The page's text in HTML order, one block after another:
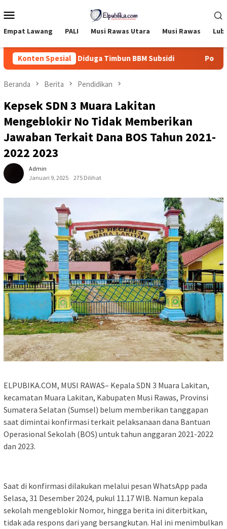
ke
Mobile
Empat Lawang PALI Musi Rawas Utara Musi Rawas
Konten Spesial
yang Diduga Timbun BBM Subsidi Polisi Beberkan
Beranda Berita Pendidikan
Kepsek SDN 3 Muara Lakitan
Mengeblokir No Tidak Memberikan
Jawaban Terkait Dana BOS Tahun 2021-
2022 2023
Admin
Januari 9, 2025
275 Dilihat
ELPUBIKA.COM, MUSI RAWAS– Kepala SDN 3 Muara Lakitan,
kecamatan Muara Lakitan, Kabupaten Musi Rawas, Provinsi
Sumatera Selatan (Sumsel) belum memberikan tanggapan
saat dimintai konfirmasi terkait pelaksanaan dana Bantuan
Operasional Sekolah (BOS) untuk tahun anggaran 2021-2022
dan 2023.
Saat di konfirmasi dilakukan melalui pesan WhatsApp pada
Selasa, 31 Desember 2024, pukul 11.17 WIB. Namun kepala
sekolah mengeblokir Nomor, hingga berita ini diterbitkan,
tidak ada respons dari yang bersangkutan. Hal ini menimbulkan